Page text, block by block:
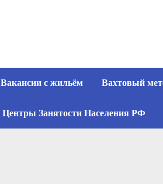
Вакансии с жильём Вахтовый
Центры Занятости Населения РФ